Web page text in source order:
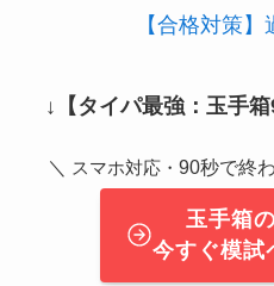
【合格対策
↓ 【タイパ最強：玉手
＼ スマホ対応・ 90秒で終
玉手箱
今すぐ模試